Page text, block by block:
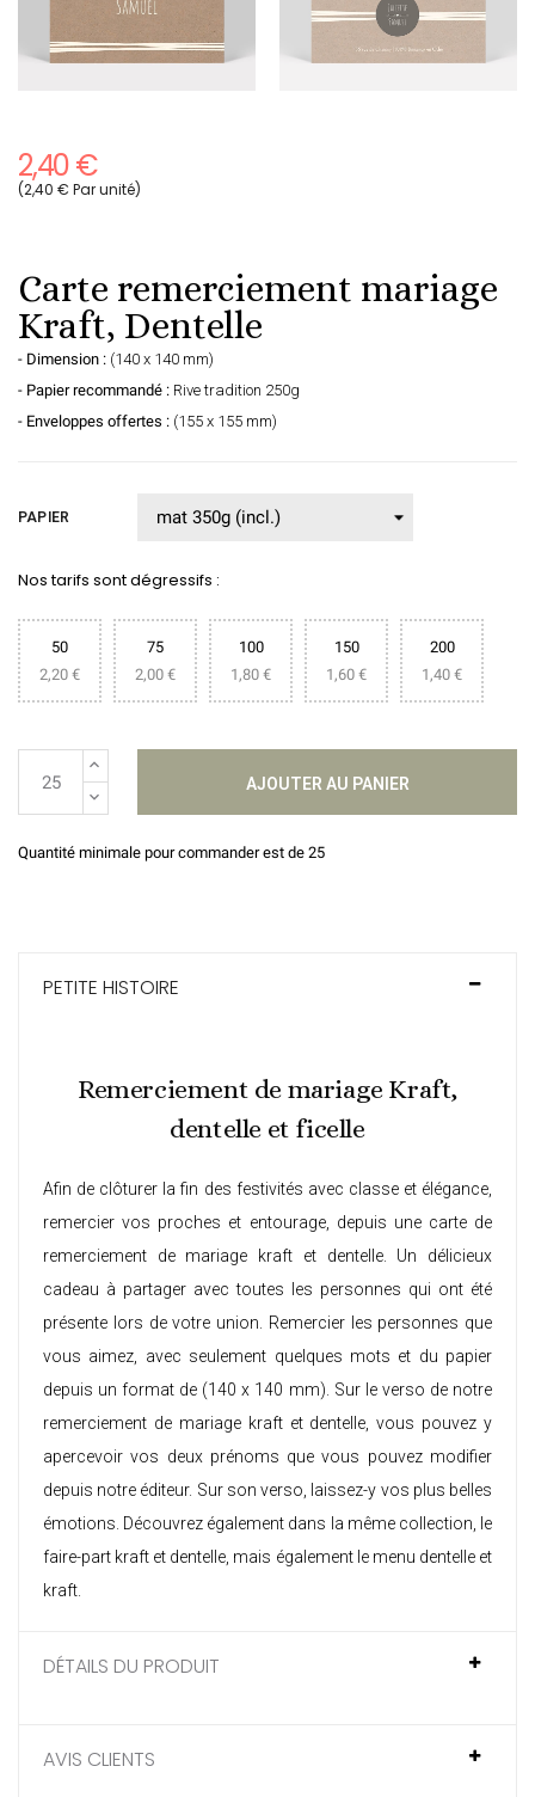
2,40 €
(2,40 € Par unité)
Carte remerciement mariage
Kraft, Dentelle
- Dimension : (140 x 140 mm)
- Papier recommandé : Rive tradition 250g
- Enveloppes offertes : (155 x 155 mm)
PAPIER
Nos tarifs sont dégressifs :
50
2,20 €
75
2,00 €
100
1,80 €
150
1,60 €
200
1,40 €
AJOUTER AU PANIER
Quantité minimale pour commander est de 25
PETITE HISTOIRE
Remerciement de mariage Kraft,
dentelle et ficelle
Afin de clôturer la fin des festivités avec classe et élégance,
remercier vos proches et entourage, depuis une carte de
remerciement de mariage kraft et dentelle. Un délicieux
cadeau à partager avec toutes les personnes qui ont été
présente lors de votre union. Remercier les personnes que
vous aimez, avec seulement quelques mots et du papier
depuis un format de (140 x 140 mm). Sur le verso de notre
remerciement de mariage kraft et dentelle, vous pouvez y
apercevoir vos deux prénoms que vous pouvez modifier
depuis notre éditeur. Sur son verso, laissez-y vos plus belles
émotions. Découvrez également dans la même collection, le
faire-part kraft et dentelle , mais également le menu dentelle et
kraft
DÉTAILS DU PRODUIT
AVIS CLIENTS